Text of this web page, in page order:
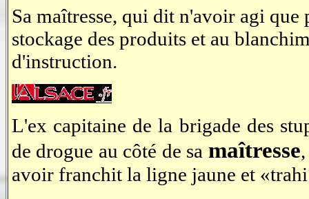
Sa maîtresse, qui dit n'avoir agi
stockage des produits et au
d'instruction.
L'ex capitaine de la brigade des
de drogue au côté de sa maîtresse
avoir franchit la ligne jaune et